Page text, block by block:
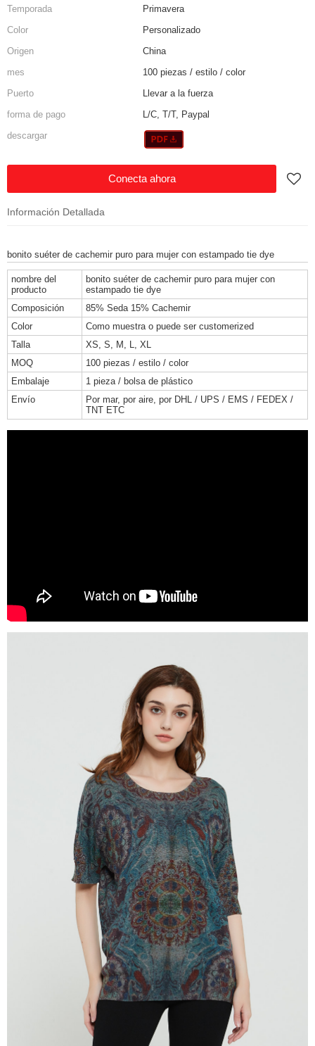
Temporada
Primavera
Color
Personalizado
Origen
China
mes
100 piezas / estilo / color
Puerto
Llevar a la fuerza
forma de pago
L/C, T/T, Paypal
descargar
Conecta ahora
Información Detallada
bonito suéter de cachemir puro para mujer con estampado tie dye
nombre del
producto
bonito suéter de cachemir puro para mujer con
estampado tie dye
Composición
85% Seda 15% Cachemir
Color
Como muestra o puede ser customerized
Talla
XS, S, M, L, XL
MOQ
100 piezas / estilo / color
Embalaje
1 pieza / bolsa de plástico
Envío
Por mar, por aire, por DHL / UPS / EMS / FEDEX /
TNT ETC